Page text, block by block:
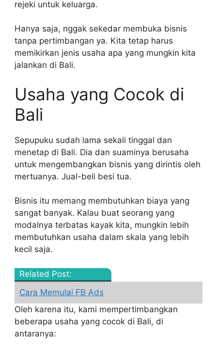
rejeki untuk keluarga.
Hanya saja, nggak sekedar membuka bisnis
tanpa pertimbangan ya. Kita tetap harus
memikirkan jenis usaha apa yang mungkin kita
jalankan di Bali.
Usaha yang Cocok di
Bali
Sepupuku sudah lama sekali tinggal dan
menetap di Bali. Dia dan suaminya berusaha
untuk mengembangkan bisnis yang dirintis oleh
mertuanya. Jual-beli besi tua.
Bisnis itu memang membutuhkan biaya yang
sangat banyak. Kalau buat seorang yang
modalnya terbatas kayak kita, mungkin lebih
membutuhkan usaha dalam skala yang lebih
kecil saja.
Related Post:
Cara Memulai FB Ads
Oleh karena itu, kami mempertimbangkan
beberapa usaha yang cocok di Bali, di
antaranya: